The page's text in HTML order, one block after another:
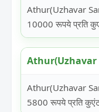
Athur(Uzhavar
10000 रूपये प्रति
Athur(Uzhavar
Athur(Uzhavar
5800 रूपये प्रति